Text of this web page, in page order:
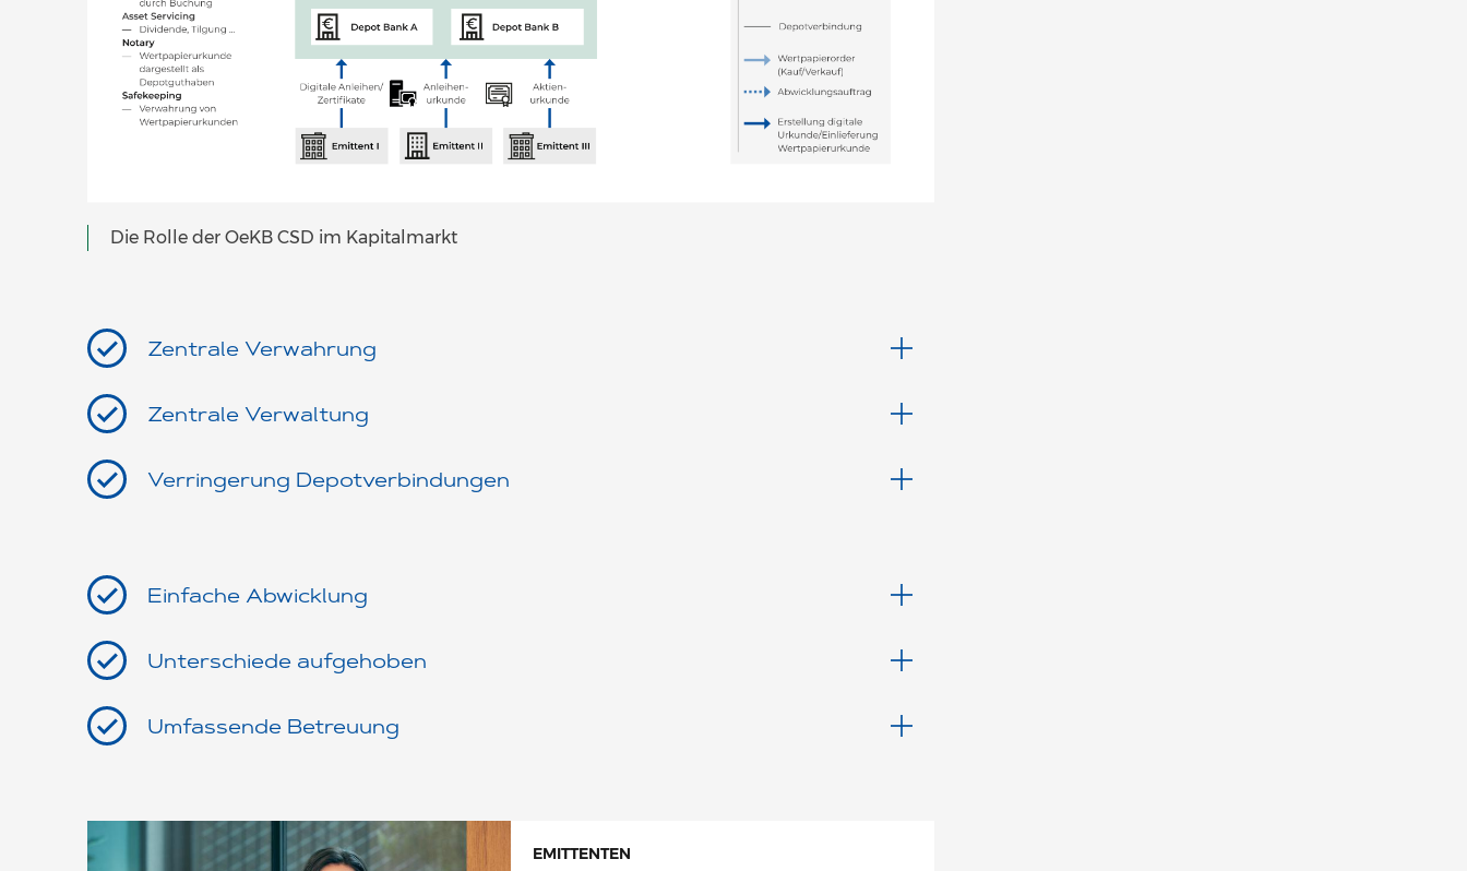
Die Rolle der OeKB CSD im Kapitalmarkt
Zentrale Verwahrung
Zentrale Verwaltung
Verringerung Depotverbindungen
Einfache Abwicklung
Unterschiede aufgehoben
Umfassende Betreuung
EMITTENTEN